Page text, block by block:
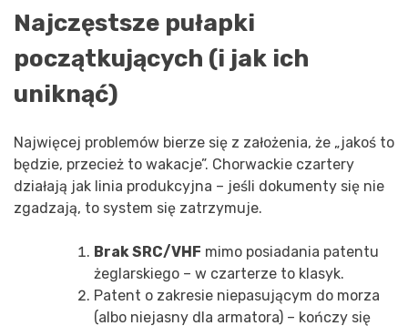
Najczęstsze pułapki
początkujących (i jak ich
uniknąć)
Najwięcej problemów bierze się z założenia, że „jakoś to
będzie, przecież to wakacje”. Chorwackie czartery
działają jak linia produkcyjna – jeśli dokumenty się nie
zgadzają, to system się zatrzymuje.
Brak SRC/VHF mimo posiadania patentu
żeglarskiego – w czarterze to klasyk.
Patent o zakresie niepasującym do morza
(albo niejasny dla armatora) – kończy się